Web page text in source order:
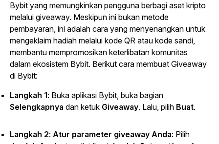
Bybit yang memungkinkan pengguna berbagi aset kripto
melalui giveaway. Meskipun ini bukan metode
pembayaran, ini adalah cara yang menyenangkan untuk
mengeklaim hadiah melalui kode QR atau kode sandi,
membantu mempromosikan keterlibatan komunitas
dalam ekosistem Bybit. Berikut cara membuat Giveaway
di Bybit:
Langkah 1: Buka aplikasi Bybit, buka bagian
Selengkapnya dan ketuk Giveaway. Lalu, pilih Buat.
Langkah 2: Atur parameter giveaway Anda: Pilih